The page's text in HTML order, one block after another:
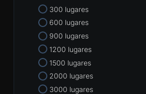
barra
AAAA
300 lugares
600 lugares
900 lugares
1200 lugares
1500 lugares
2000 lugares
3000 lugares